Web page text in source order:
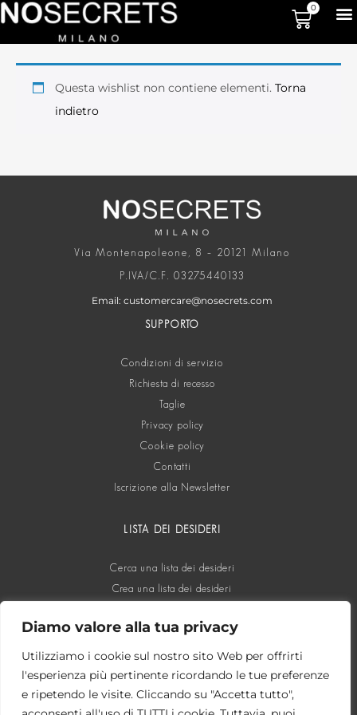
Diamo valore alla tua privacy
Utilizziamo i cookie sul nostro sito Web per offrirti
l'esperienza più pertinente ricordando le tue preferenze
e ripetendo le visite. Cliccando su "Accetta tutto",
0
Questa wishlist non contiene elementi. Torna
indietro
Via Montenapoleone, 8 – 20121 Milano
P.IVA/C.F. 03275440133
Email: customercare@nosecrets.com
SUPPORTO
Condizioni di servizio
Richiesta di recesso
Taglie
Privacy policy
Cookie policy
Contatti
Iscrizione alla Newsletter
LISTA DEI DESIDERI
Cerca una lista dei desideri
Crea una lista dei desideri
SOCIAL